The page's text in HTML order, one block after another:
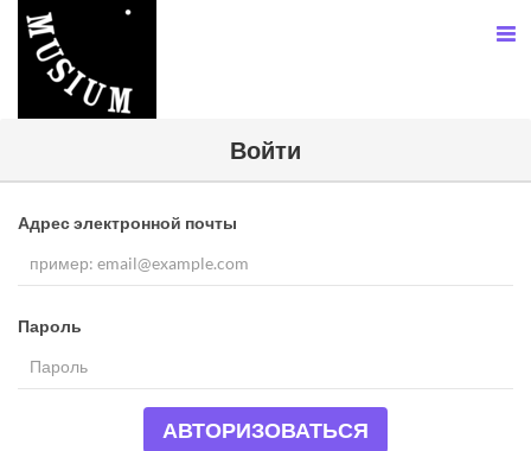
Войти
Адрес электронной почты
Пароль
АВТОРИЗОВАТЬСЯ